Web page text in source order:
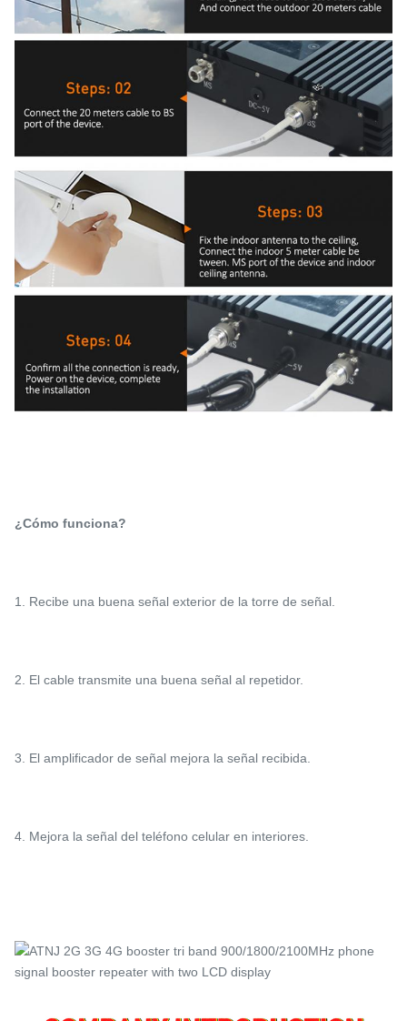
¿Cómo funciona?
1. Recibe una buena señal exterior de la torre de señal.
2. El cable transmite una buena señal al repetidor.
3. El amplificador de señal mejora la señal recibida.
4. Mejora la señal del teléfono celular en interiores.